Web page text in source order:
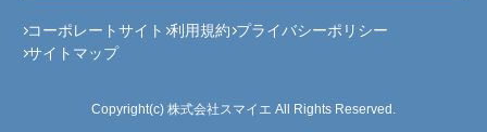
コーポレートサイト 利用規約 プライバシーポリシー
サイトマップ
Copyright(c) 株式会社スマイエ All Rights Reserved.